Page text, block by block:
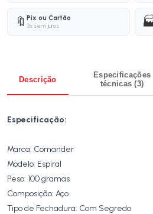
🔖 Pix ou Cartão
3x sem juros
Descrição
Especificações
técnicas (3)
Especificação:
Marca: Comander
Modelo: Espiral
Peso: 100 gramas
Composição: Aço
Tipo de Fechadura: Com Segredo